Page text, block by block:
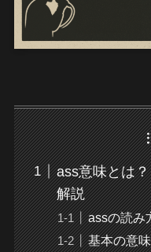
ass意味とは
解説
assの読み
基本の意